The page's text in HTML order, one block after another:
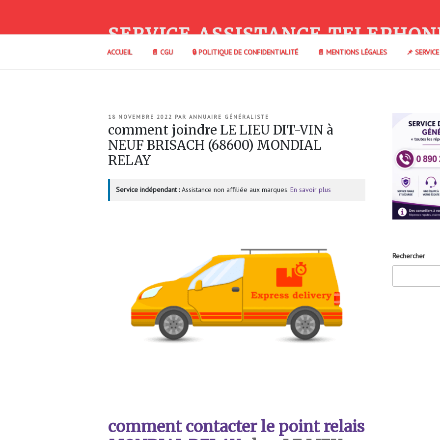
SERVICE ASSISTANCE
ACCUEIL 📄 CGU 🔒 POLITIQUE DE CONFIDENTIALITÉ 📄 MENTIONS LÉGALES 📌
PUBLIÉ
18 NOVEMBRE 2022 PAR ANNUAIRE GÉNÉRALISTE
comment joindre LE LIEU DIT-VIN à
NEUF BRISACH (68600) MONDIAL
RELAY
Service indépendant :Assistance non affiliée aux marques. En savoir plus
comment contacter le point relais
Rechercher